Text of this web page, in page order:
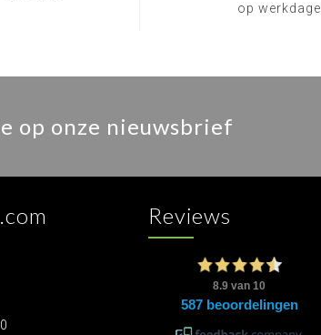
op
op onze nieuwsbrief
Reviews